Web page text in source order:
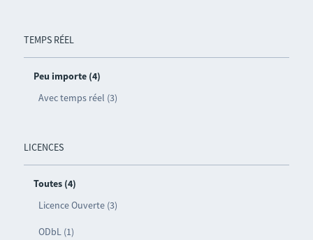
TEMPS RÉEL
Peu importe (4)
Avec temps réel (3)
LICENCES
Toutes (4)
Licence Ouverte (3)
ODbL (1)